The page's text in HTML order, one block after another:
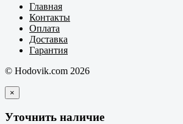
Главная
Контакты
Оплата
Доставка
Гарантия
© Hodovik.com 2026
×
Уточнить наличие